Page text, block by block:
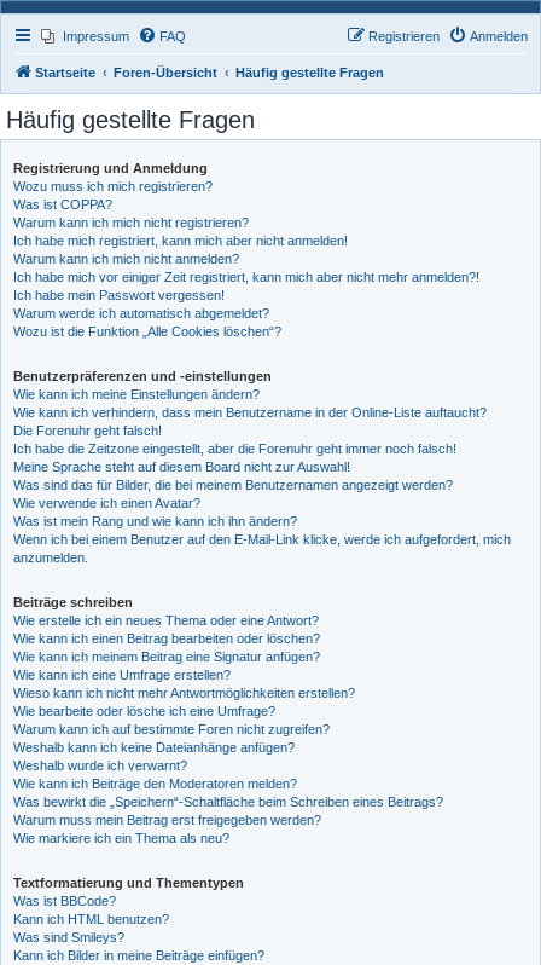
Impressum FAQ Anmelden
Registrieren
Startseite Foren-Übersicht Häufig gestellte Fragen
Häufig gestellte Fragen
Registrierung und Anmeldung
Wozu muss ich mich registrieren?
Was ist COPPA?
Warum kann ich mich nicht registrieren?
Ich habe mich registriert, kann mich aber nicht anmelden!
Warum kann ich mich nicht anmelden?
Ich habe mich vor einiger Zeit registriert, kann mich aber nicht mehr anmelden?!
Ich habe mein Passwort vergessen!
Warum werde ich automatisch abgemeldet?
Wozu ist die Funktion „Alle Cookies löschen“?
Benutzerpräferenzen und -einstellungen
Wie kann ich meine Einstellungen ändern?
Wie kann ich verhindern, dass mein Benutzername in der Online-Liste auftaucht?
Die Forenuhr geht falsch!
Ich habe die Zeitzone eingestellt, aber die Forenuhr geht immer noch falsch!
Meine Sprache steht auf diesem Board nicht zur Auswahl!
Was sind das für Bilder, die bei meinem Benutzernamen angezeigt werden?
Wie verwende ich einen Avatar?
Was ist mein Rang und wie kann ich ihn ändern?
Wenn ich bei einem Benutzer auf den E-Mail-Link klicke, werde ich aufgefordert, mich
anzumelden.
Beiträge schreiben
Wie erstelle ich ein neues Thema oder eine Antwort?
Wie kann ich einen Beitrag bearbeiten oder löschen?
Wie kann ich meinem Beitrag eine Signatur anfügen?
Wie kann ich eine Umfrage erstellen?
Wieso kann ich nicht mehr Antwortmöglichkeiten erstellen?
Wie bearbeite oder lösche ich eine Umfrage?
Warum kann ich auf bestimmte Foren nicht zugreifen?
Weshalb kann ich keine Dateianhänge anfügen?
Weshalb wurde ich verwarnt?
Wie kann ich Beiträge den Moderatoren melden?
Was bewirkt die „Speichern“-Schaltfläche beim Schreiben eines Beitrags?
Warum muss mein Beitrag erst freigegeben werden?
Wie markiere ich ein Thema als neu?
Textformatierung und Thementypen
Was ist BBCode?
Kann ich HTML benutzen?
Was sind Smileys?
Kann ich Bilder in meine Beiträge einfügen?